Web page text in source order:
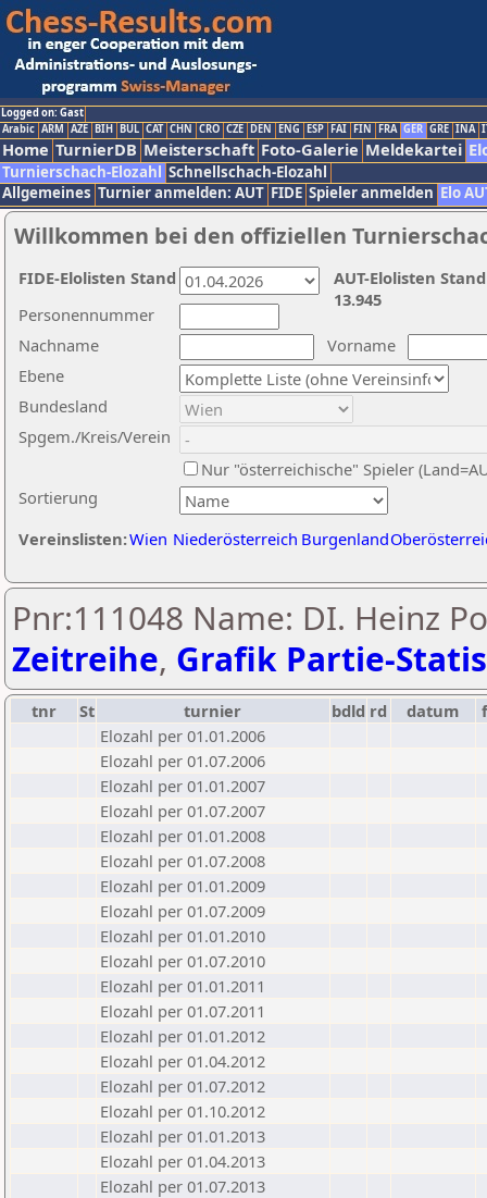
Logged on: Gast
Arabic ARM AZE BIH BUL CAT CHN CRO CZE DEN ENG ESP FAI FIN FRA GER GRE INA
Home TurnierDB Meisterschaft Foto-Galerie Meldekartei
Turnierschach-Elozahl Schnellschach-Elozahl
Allgemeines Turnier anmelden: AUT FIDE Spieler anmelden Elo
Willkommen bei den offiziellen
Nachname
Vorname
Ebene
Sortierung
Personennummer
Bundesland
Spgem./Kreis/Verein
Nur "österreichische" Spieler
Vereinslisten:Wien Niederösterreich Burgenland
AUT-Elolisten
13.945
FIDE-Elolisten Stand
Pnr:111048 Name: DI. Heinz
Zeitreihe, Grafik Partie-
tnr St turnier bdld rd datum
Elozahl per 01.01.2006
Elozahl per 01.07.2006
Elozahl per 01.01.2007
Elozahl per 01.07.2007
Elozahl per 01.01.2008
Elozahl per 01.07.2008
Elozahl per 01.01.2009
Elozahl per 01.07.2009
Elozahl per 01.01.2010
Elozahl per 01.07.2010
Elozahl per 01.01.2011
Elozahl per 01.07.2011
Elozahl per 01.01.2012
Elozahl per 01.04.2012
Elozahl per 01.07.2012
Elozahl per 01.10.2012
Elozahl per 01.01.2013
Elozahl per 01.04.2013
Elozahl per 01.07.2013